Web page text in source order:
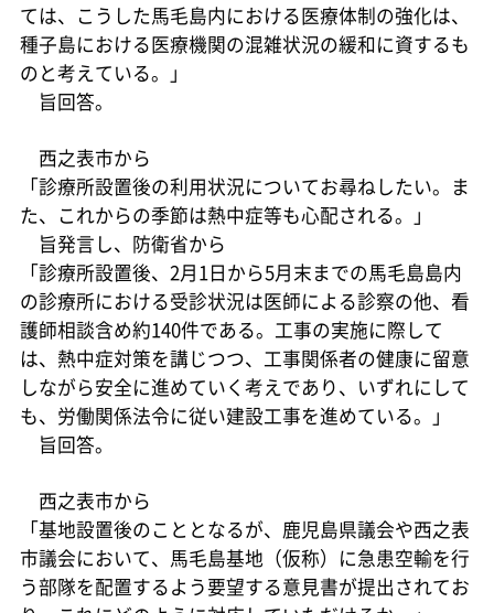
ては、こうした馬毛島内における医療体制の強化は、
種子島における医療機関の混雑状況の緩和に資するも
のと考えている。」
旨回答。
西之表市から
「診療所設置後の利用状況についてお尋ねしたい。ま
た、これからの季節は熱中症等も心配される。」
旨発言し、防衛省から
「診療所設置後、2月1日から5月末までの馬毛島島内
の診療所における受診状況は医師による診察の他、看
護師相談含め約140件である。工事の実施に際して
は、熱中症対策を講じつつ、工事関係者の健康に留意
しながら安全に進めていく考えであり、いずれにして
も、労働関係法令に従い建設工事を進めている。」
旨回答。
西之表市から
「基地設置後のこととなるが、鹿児島県議会や西之表
市議会において、馬毛島基地（仮称）に急患空輸を行
う部隊を配置するよう要望する意見書が提出されてお